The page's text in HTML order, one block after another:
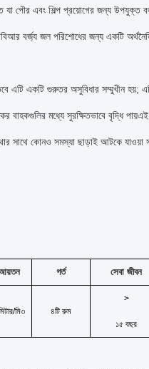
যা পৌর এবং শিল্প প্রয়োগের জন্য উপযুক্ত
বর্জ্য জল পরিশোধের জন্য একটি
তবে এটি একটি গুরুতর অসুবিধার সম্মুখীন
বাহকগুলির মধ্যে সুরক্ষিতভাবে বৃদ্ধি
সাথে কোনও সমস্যা ছাড়াই আটকে
আয়তন গর্ত সেবা জীবন
মি৩ ৪টি রুম
>
১৫ বছর